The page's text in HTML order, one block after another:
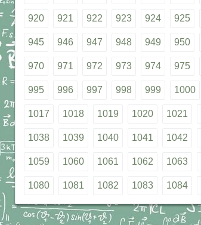
920 921 922 923 924 925
945 946 947 948 949 950
970 971 972 973 974 975
995 996 997 998 999 1000
1017 1018 1019 1020 1021
1038 1039 1040 1041 1042
1059 1060 1061 1062 1063
1080 1081 1082 1083 1084